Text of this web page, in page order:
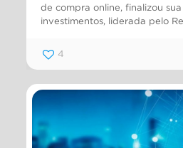
de compra online, finalizou
investimentos, liderada pelo
4